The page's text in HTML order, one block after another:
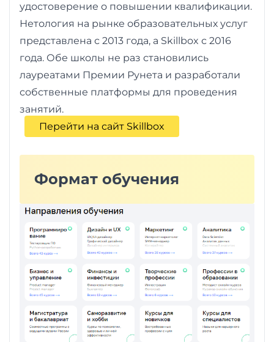
удостоверение о повышении квалификации.
Нетология на рынке образовательных услуг
представлена с 2013 года, а Skillbox с 2016
года. Обе школы не раз становились
лауреатами Премии Рунета и разработали
собственные платформы для проведения
занятий.
Перейти на сайт Skillbox
Формат обучения